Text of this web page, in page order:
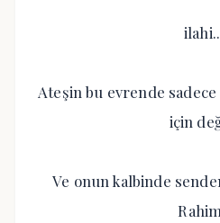
ilahi..
Ateşin bu evrende
için
Ve onun kalbinde